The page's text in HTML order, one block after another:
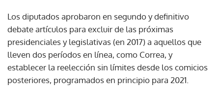
Los diputados aprobaron en segundo y definitivo
debate artículos para excluir de las próximas
presidenciales y legislativas (en 2017) a aquellos que
lleven dos períodos en línea, como Correa, y
establecer la reelección sin límites desde los comicios
posteriores, programados en principio para 2021.